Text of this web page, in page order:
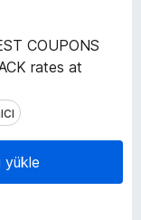
COUPONS
rates at
yükle